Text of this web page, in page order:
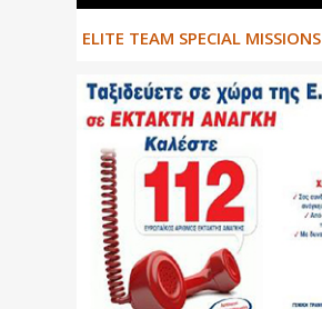
ΕLITE TEAM SPECIAL MISSIONS